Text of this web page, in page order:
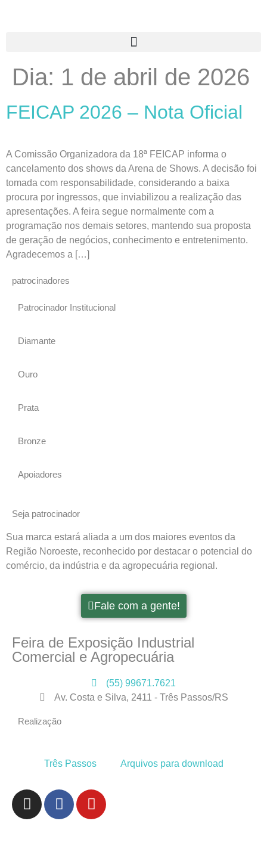
Dia: 1 de abril de 2026
FEICAP 2026 – Nota Oficial
A Comissão Organizadora da 18ª FEICAP informa o
cancelamento dos shows da Arena de Shows. A decisão foi
tomada com responsabilidade, considerando a baixa
procura por ingressos, que inviabilizou a realização das
apresentações. A feira segue normalmente com a
programação nos demais setores, mantendo sua proposta
de geração de negócios, conhecimento e entretenimento.
Agradecemos a […]
patrocinadores
Patrocinador Institucional
Diamante
Ouro
Prata
Bronze
Apoiadores
Seja patrocinador
Sua marca estará aliada a um dos maiores eventos da
Região Noroeste, reconhecido por destacar o potencial do
comércio, da indústria e da agropecuária regional.
Fale com a gente!
Feira de Exposição Industrial
Comercial e Agropecuária
(55) 99671.7621
Av. Costa e Silva, 2411 - Três Passos/RS
Realização
Três Passos Arquivos para download